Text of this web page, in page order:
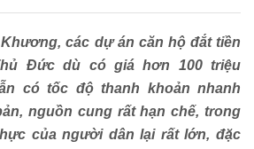
các dự án căn hộ đắt tiền
Đức dù có giá hơn 100 triệu
có tốc độ thanh khoản nhanh
nguồn cung rất hạn chế, trong
của người dân lại rất lớn, đặc